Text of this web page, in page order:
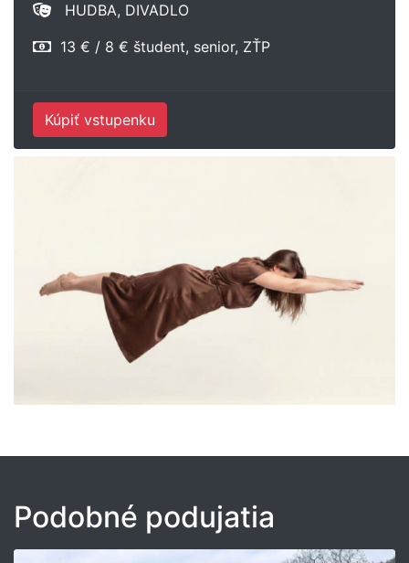
HUDBA, DIVADLO
13 € / 8 € študent, senior, ZŤP
Kúpiť vstupenku
Podobné podujatia